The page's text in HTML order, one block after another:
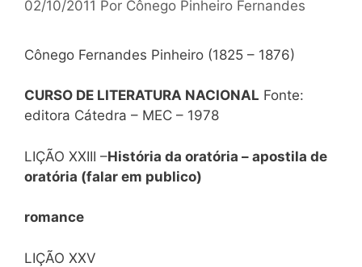
02/10/2011 Por Cônego Pinheiro Fernandes
Cônego Fernandes Pinheiro (1825 – 1876)
CURSO DE LITERATURA NACIONAL Fonte:
editora Cátedra – MEC – 1978
LIÇÃO XXIII –História da oratória – apostila de
oratória (falar em publico)
romance
LIÇÃO XXV